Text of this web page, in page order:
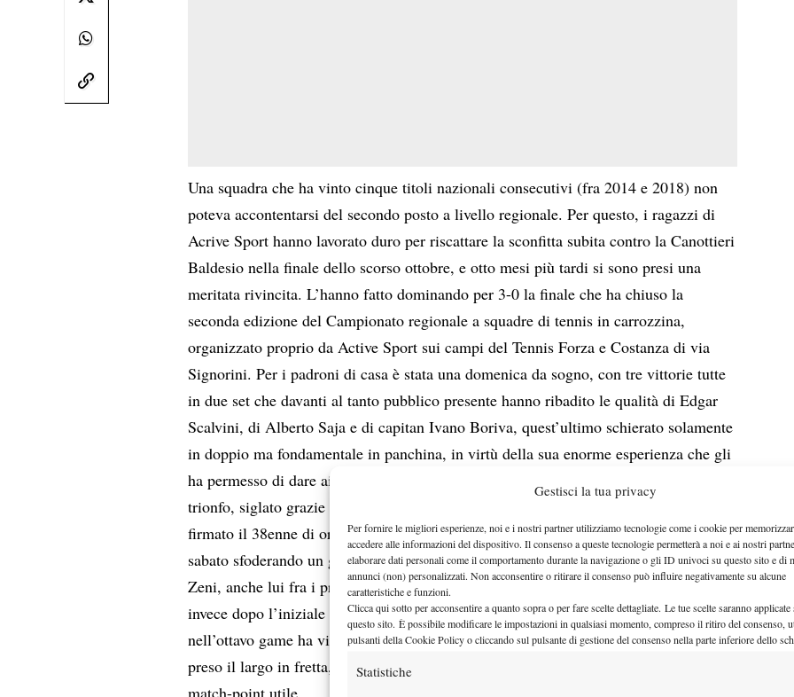
Gestisci la tua privacy
Per fornire le migliori esperienze, noi e i nostri partner utilizziamo tecnologie come i cookie per
accedere alle informazioni del dispositivo. Il consenso a queste tecnologie permetterà a noi e ai nostri
elaborare dati personali come il comportamento durante la navigazione o gli ID univoci su questo sito e di
annunci (non) personalizzati. Non acconsentire o ritirare il consenso può influire negativamente su alcune
caratteristiche e funzioni.
Clicca qui sotto per acconsentire a quanto sopra o per fare scelte dettagliate. Le tue scelte saranno applicate
questo sito. È possibile modificare le impostazioni in qualsiasi momento, compreso il ritiro del consenso,
pulsanti della Cookie Policy o cliccando sul pulsante di gestione del consenso nella parte inferiore dello
Statistiche
Una squadra che ha vinto cinque titoli nazionali consecutivi (fra 2014 e 2018) non
poteva accontentarsi del secondo posto a livello regionale. Per questo, i ragazzi di
Acrive Sport hanno lavorato duro per riscattare la sconfitta subita contro la Canottieri
Baldesio nella finale dello scorso ottobre, e otto mesi più tardi si sono presi una
meritata rivincita. L’hanno fatto dominando per 3-0 la finale che ha chiuso la
seconda edizione del Campionato regionale a squadre di tennis in carrozzina,
organizzato proprio da Active Sport sui campi del Tennis Forza e Costanza di via
Signorini. Per i padroni di casa è stata una domenica da sogno, con tre vittorie tutte
in due set che davanti al tanto pubblico presente hanno ribadito le qualità di Edgar
Scalvini, di Alberto Saja e di capitan Ivano Boriva, quest’ultimo schierato solamente
in doppio ma fondamentale in panchina, in virtù della sua enorme esperienza che gli
ha permesso di dare ai suoi i consigli giusti. Anche quella è stata una delle chiavi del
trionfo, siglato grazie ai successi in singolare di Scalvini e Saja. Il primo punto l’ha
firmato il 38enne di origini colombiane, che ha riscattato la prestazione così così di
sabato sfoderando un gran tennis nel match fra numeri 1 contro il mancino Giovanni
Zeni, anche lui fra i primi 10 giocatori d’Italia. Si annunciava una sfida da 50 e 50,
invece dopo l’iniziale fase di studio Scalvini ha preso il largo: con un break
nell’ottavo game ha vinto il primo set (chiuso con due ace di fila), e nel secondo ha
preso il largo in fretta, fino a chiudere i conti con il punteggio di 6-3 6-2 al terzo
match-point utile.